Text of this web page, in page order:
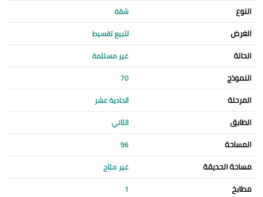
النوع شقة
الغرض للبيع تقسيط
الحالة غير مستلمة
النموذج 70
المرحلة الحادية عشر
الطابق الثاني
المساحة 96
مساحة الحديقة غير متاح
مطابخ 1